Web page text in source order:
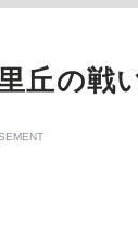
丘の戦